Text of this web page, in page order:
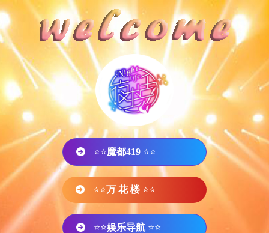
⭐⭐魔都419 ⭐⭐
⭐⭐万 花 楼 ⭐⭐
⭐⭐娱乐导航 ⭐⭐